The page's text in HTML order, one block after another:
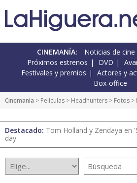
CINEMANÍA: Noticias de cine
Próximos estrenos
DVD
Festivales y premios
Actores y
Box-office
Cinemanía > Películas > Headhunters > Fotos >
Destacado: Tom Holland y Zendaya en
day'